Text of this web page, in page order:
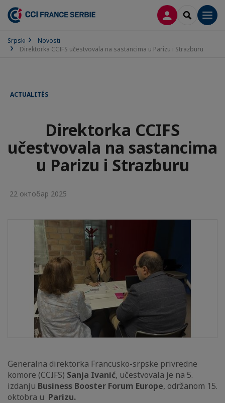
PRIJAVASEARCH
Srpski
Novosti
Direktorka CCIFS učestvovala na sastancima u Parizu i Strazburu
ACTUALITÉS
Direktorka CCIFS
učestvovala na sastancima
u Parizu i Strazburu
22 октобар 2025
Generalna direktorka Francusko-srpske privredne
komore (CCIFS) Sanja Ivanić, učestvovala je na 5.
izdanju Business Booster Forum Europe, održanom 15.
oktobra u Parizu.